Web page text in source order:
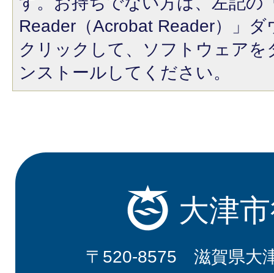
Reader（Acrobat Reader）」
クリックして、ソフトウェア
ンストールしてください。
大津
〒520-8575 滋賀県大